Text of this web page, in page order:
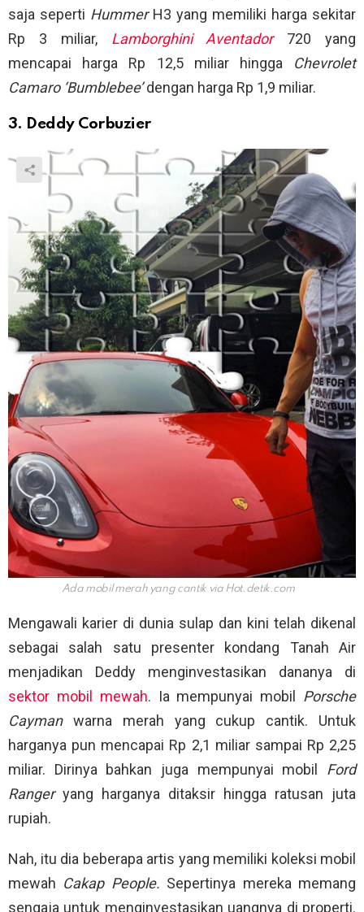
saja seperti Hummer H3 yang memiliki harga sekitar
Rp 3 miliar, Lamborghini Aventador720 yang
mencapai harga Rp 12,5 miliar hingga Chevrolet
Camaro ‘Bumblebee’dengan harga Rp 1,9 miliar.
3. Deddy Corbuzier
Ada mobil merah yang cantik via Hot.detik.com
Mengawali karier di dunia sulap dan kini telah dikenal
sebagai salah satu presenter kondang Tanah Air
menjadikan Deddy menginvestasikan dananya di
sektor mobil mewah. Ia mempunyai mobil Porsche
Cayman warna merah yang cukup cantik. Untuk
harganya pun mencapai Rp 2,1 miliar sampai Rp 2,25
miliar. Dirinya bahkan juga mempunyai mobil Ford
Rangeryang harganya ditaksir hingga ratusan juta
rupiah.
Nah, itu dia beberapa artis yang memiliki koleksi mobil
mewah Cakap People. Sepertinya mereka memang
sengaja untuk menginvestasikan uangnya di properti.